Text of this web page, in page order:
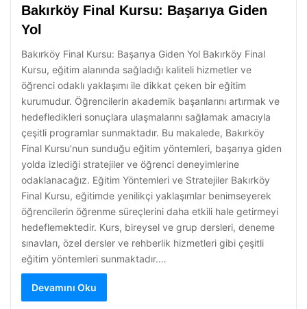
Bakırköy Final Kursu: Başarıya Giden
Yol
Bakırköy Final Kursu: Başarıya Giden Yol Bakırköy Final
Kursu, eğitim alanında sağladığı kaliteli hizmetler ve
öğrenci odaklı yaklaşımı ile dikkat çeken bir eğitim
kurumudur. Öğrencilerin akademik başarılarını artırmak ve
hedefledikleri sonuçlara ulaşmalarını sağlamak amacıyla
çeşitli programlar sunmaktadır. Bu makalede, Bakırköy
Final Kursu’nun sunduğu eğitim yöntemleri, başarıya giden
yolda izlediği stratejiler ve öğrenci deneyimlerine
odaklanacağız. Eğitim Yöntemleri ve Stratejiler Bakırköy
Final Kursu, eğitimde yenilikçi yaklaşımlar benimseyerek
öğrencilerin öğrenme süreçlerini daha etkili hale getirmeyi
hedeflemektedir. Kurs, bireysel ve grup dersleri, deneme
sınavları, özel dersler ve rehberlik hizmetleri gibi çeşitli
eğitim yöntemleri sunmaktadır.…
Devamını Oku